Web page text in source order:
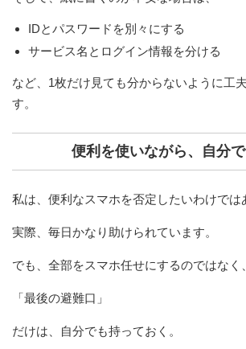
IDとパスワードを別々にする
サービス名とログイン情報を分ける
など、1枚だけ見ても分からないように工
す。
便利を使いながら、自分
私は、便利なスマホを否定したいわけでは
実際、毎日かなり助けられています。
でも、全部をスマホ任せにするのではなく、
「最後の避難口」
だけは、自分でも持っておく。